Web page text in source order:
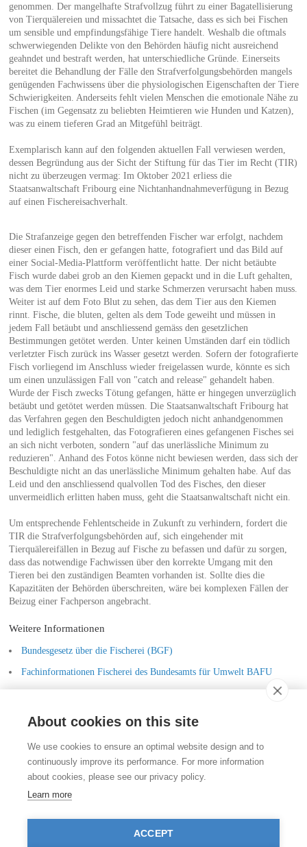
genommen. Der mangelhafte Strafvollzug führt zu einer Bagatellisierung
von Tierquälereien und missachtet die Tatsache, dass es sich bei Fischen
um sensible und empfindungsfähige Tiere handelt. Weshalb die oftmals
schwerwiegenden Delikte von den Behörden häufig nicht ausreichend
geahndet und bestraft werden, hat unterschiedliche Gründe. Einerseits
bereitet die Behandlung der Fälle den Strafverfolgungsbehörden mangels
genügenden Fachwissens über die physiologischen Eigenschaften der Tiere
Schwierigkeiten. Anderseits fehlt vielen Menschen die emotionale Nähe zu
Fischen (im Gegensatz zu beliebten Heimtieren wie Hunden und Katzen),
was zu einem tieferen Grad an Mitgefühl beiträgt.
Exemplarisch kann auf den folgenden aktuellen Fall verwiesen werden,
dessen Begründung aus der Sicht der Stiftung für das Tier im Recht (TIR)
nicht zu überzeugen vermag: Im Oktober 2021 erliess die
Staatsanwaltschaft Fribourg eine Nichtanhandnahmeverfügung in Bezug
auf einen Fischereisachverhalt.
Die Strafanzeige gegen den betreffenden Fischer war erfolgt, nachdem
dieser einen Fisch, den er gefangen hatte, fotografiert und das Bild auf
einer Social-Media-Plattform veröffentlicht hatte. Der nicht betäubte
Fisch wurde dabei grob an den Kiemen gepackt und in die Luft gehalten,
was dem Tier enormes Leid und starke Schmerzen verursacht haben muss.
Weiter ist auf dem Foto Blut zu sehen, das dem Tier aus den Kiemen
rinnt. Fische, die bluten, gelten als dem Tode geweiht und müssen in
jedem Fall betäubt und anschliessend gemäss den gesetzlichen
Bestimmungen getötet werden. Unter keinen Umständen darf ein tödlich
verletzter Fisch zurück ins Wasser gesetzt werden. Sofern der fotografierte
Fisch vorliegend im Anschluss wieder freigelassen wurde, könnte es sich
um einen unzulässigen Fall von "catch and release" gehandelt haben.
Wurde der Fisch zwecks Tötung gefangen, hätte er hingegen unverzüglich
betäubt und getötet werden müssen. Die Staatsanwaltschaft Fribourg hat
das Verfahren gegen den Beschuldigten jedoch nicht anhandgenommen
und lediglich festgehalten, das Fotografieren eines gefangenen Fisches sei
an sich nicht verboten, sondern "auf das unerlässliche Minimum zu
reduzieren". Anhand des Fotos könne nicht bewiesen werden, dass sich der
Beschuldigte nicht an das unerlässliche Minimum gehalten habe. Auf das
Leid und den anschliessend qualvollen Tod des Fisches, den dieser
unvermeidlich erlitten haben muss, geht die Staatsanwaltschaft nicht ein.
Um entsprechende Fehlentscheide in Zukunft zu verhindern, fordert die
TIR die Strafverfolgungsbehörden auf, sich eingehender mit
Tierquälereifällen in Bezug auf Fische zu befassen und dafür zu sorgen,
dass das notwendige Fachwissen über den korrekte Umgang mit den
Tieren bei den zuständigen Beamten vorhanden ist. Sollte dies die
Kapazitäten der Behörden überschreiten, wäre bei komplexen Fällen der
Beizug einer Fachperson angebracht.
Weitere Informationen
Bundesgesetz über die Fischerei (BGF)
Fachinformationen Fischerei des Bundesamts für Umwelt BAFU
Stiftung für das Tier im Recht (TIR)
Rigistrasse 9
CH - 8006 Zürich
info@tierimrecht.org
Ihre Spende kann von den Steuern abgezogen werden.
IBAN: CH17 0900 0000 8770 0700 7, PostFinance CHF
About cookies on this site
We use cookies to ensure an optimal website design and to
continuously improve its performance. For more information
about cookies, please see our privacy policy.
Learn more
ACCEPT